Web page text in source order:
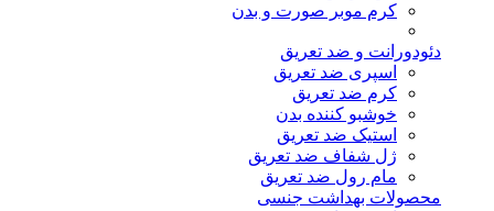
کرم موبر صورت و بدن
دئودورانت و ضد تعریق
اسپری ضد تعریق
کرم ضد تعریق
خوشبو کننده بدن
استیک ضد تعریق
ژل شفاف ضد تعریق
مام رول ضد تعریق
محصولات بهداشت جنسی